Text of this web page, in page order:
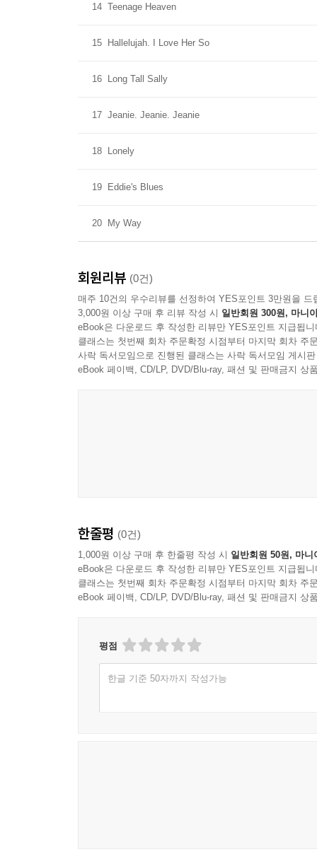
14 Teenage Heaven
15 Hallelujah. I Love Her So
16 Long Tall Sally
17 Jeanie. Jeanie. Jeanie
18 Lonely
19 Eddie's Blues
20 My Way
회원리뷰 (0건)
매주 10건의 우수리뷰를 선정하여 YES포인트 3만원을 드
3,000원 이상 구매 후 리뷰 작성 시 일반회원 300원, 마니
eBook은 다운로드 후 작성한 리뷰만 YES포인트 지급됩니
클래스는 첫번째 회차 주문확정 시점부터 마지막 회차 주
사락 독서모임으로 진행된 클래스는 사락 독서모임 게시
eBook 페이백, CD/LP, DVD/Blu-ray, 패션 및 판매금지 상
한줄평 (0건)
1,000원 이상 구매 후 한줄평 작성 시 일반회원 50원, 마니
eBook은 다운로드 후 작성한 리뷰만 YES포인트 지급됩니
클래스는 첫번째 회차 주문확정 시점부터 마지막 회차 주
eBook 페이백, CD/LP, DVD/Blu-ray, 패션 및 판매금지 상
평점
한글 기준 50자까지 작성가능